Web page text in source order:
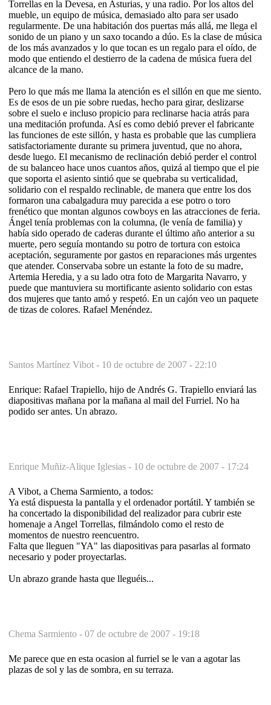
Torrellas en la Devesa, en Asturias, y una radio. Por los altos del
mueble, un equipo de música, demasiado alto para ser usado
regularmente. De una habitación dos puertas más allá, me llega el
sonido de un piano y un saxo tocando a dúo. Es la clase de música
de los más avanzados y lo que tocan es un regalo para el oído, de
modo que entiendo el destierro de la cadena de música fuera del
alcance de la mano.
Pero lo que más me llama la atención es el sillón en que me siento.
Es de esos de un pie sobre ruedas, hecho para girar, deslizarse
sobre el suelo e incluso propicio para reclinarse hacia atrás para
una meditación profunda. Así es como debió prever el fabricante
las funciones de este sillón, y hasta es probable que las cumpliera
satisfactoriamente durante su primera juventud, que no ahora,
desde luego. El mecanismo de reclinación debió perder el control
de su balanceo hace unos cuantos años, quizá al tiempo que el pie
que soporta el asiento sintió que se quebraba su verticalidad,
solidario con el respaldo reclinable, de manera que entre los dos
formaron una cabalgadura muy parecida a ese potro o toro
frenético que montan algunos cowboys en las atracciones de feria.
Ángel tenía problemas con la columna, (le venía de familia) y
había sido operado de caderas durante el último año anterior a su
muerte, pero seguía montando su potro de tortura con estoica
aceptación, seguramente por gastos en reparaciones más urgentes
que atender. Conservaba sobre un estante la foto de su madre,
Artemia Heredia, y a su lado otra foto de Margarita Navarro, y
puede que mantuviera su mortificante asiento solidario con estas
dos mujeres que tanto amó y respetó. En un cajón veo un paquete
de tizas de colores. Rafael Menéndez.
Santos Martínez Vibot - 10 de octubre de 2007 - 22:10
Enrique: Rafael Trapiello, hijo de Andrés G. Trapiello enviará las
diapositivas mañana por la mañana al mail del Furriel. No ha
podido ser antes. Un abrazo.
Enrique Muñiz-Alique Iglesias - 10 de octubre de 2007 - 17:24
A Vibot, a Chema Sarmiento, a todos:
Ya está dispuesta la pantalla y el ordenador portátil. Y también se
ha concertado la disponibilidad del realizador para cubrir este
homenaje a Angel Torrellas, filmándolo como el resto de
momentos de nuestro reencuentro.
Falta que lleguen "YA" las diapositivas para pasarlas al formato
necesario y poder proyectarlas.
Un abrazo grande hasta que lleguéis...
Chema Sarmiento - 07 de octubre de 2007 - 19:18
Me parece que en esta ocasion al furriel se le van a agotar las
plazas de sol y las de sombra, en su terraza.